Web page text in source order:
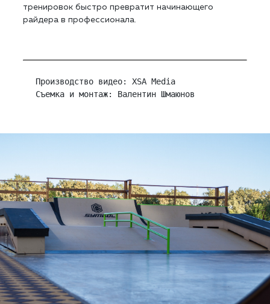
тренировок быстро превратит начинающего
райдера в профессионала.
Производство видео: XSA Media
Съемка и монтаж: Валентин Шмаюнов